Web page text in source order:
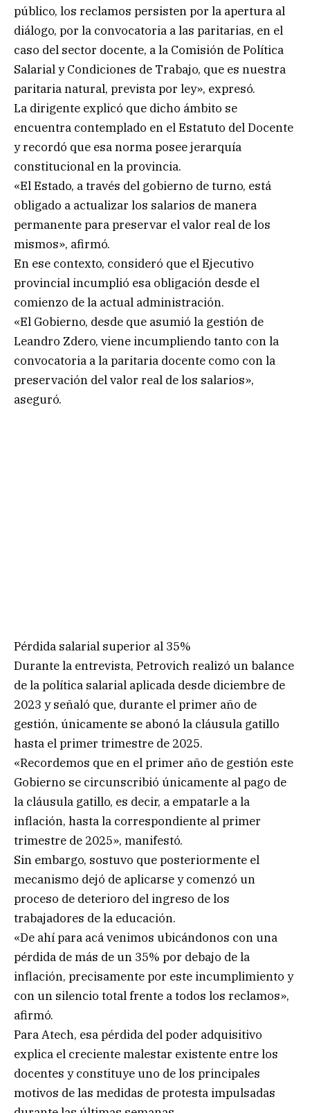
público, los reclamos persisten por la apertura al
diálogo, por la convocatoria a las paritarias, en el
caso del sector docente, a la Comisión de Política
Salarial y Condiciones de Trabajo, que es nuestra
paritaria natural, prevista por ley», expresó.
La dirigente explicó que dicho ámbito se
encuentra contemplado en el Estatuto del Docente
y recordó que esa norma posee jerarquía
constitucional en la provincia.
«El Estado, a través del gobierno de turno, está
obligado a actualizar los salarios de manera
permanente para preservar el valor real de los
mismos», afirmó.
En ese contexto, consideró que el Ejecutivo
provincial incumplió esa obligación desde el
comienzo de la actual administración.
«El Gobierno, desde que asumió la gestión de
Leandro Zdero, viene incumpliendo tanto con la
convocatoria a la paritaria docente como con la
preservación del valor real de los salarios»,
aseguró.
Pérdida salarial superior al 35%
Durante la entrevista, Petrovich realizó un balance
de la política salarial aplicada desde diciembre de
2023 y señaló que, durante el primer año de
gestión, únicamente se abonó la cláusula gatillo
hasta el primer trimestre de 2025.
«Recordemos que en el primer año de gestión este
Gobierno se circunscribió únicamente al pago de
la cláusula gatillo, es decir, a empatarle a la
inflación, hasta la correspondiente al primer
trimestre de 2025», manifestó.
Sin embargo, sostuvo que posteriormente el
mecanismo dejó de aplicarse y comenzó un
proceso de deterioro del ingreso de los
trabajadores de la educación.
«De ahí para acá venimos ubicándonos con una
pérdida de más de un 35% por debajo de la
inflación, precisamente por este incumplimiento y
con un silencio total frente a todos los reclamos»,
afirmó.
Para Atech, esa pérdida del poder adquisitivo
explica el creciente malestar existente entre los
docentes y constituye uno de los principales
motivos de las medidas de protesta impulsadas